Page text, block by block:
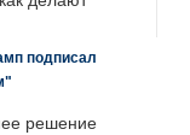
подписал
решение